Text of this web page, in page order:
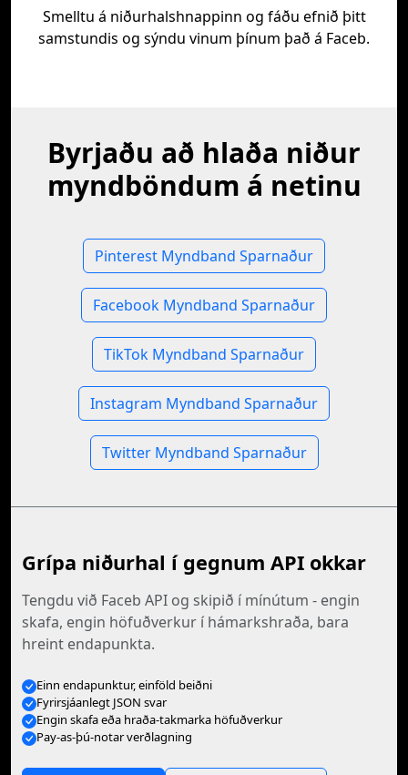
Smelltu á niðurhalshnappinn og fáðu efnið þitt
samstundis og sýndu vinum þínum það á Faceb.
Byrjaðu að hlaða niður
myndböndum á netinu
Pinterest Myndband Sparnaður
Facebook Myndband Sparnaður
TikTok Myndband Sparnaður
Instagram Myndband Sparnaður
Twitter Myndband Sparnaður
Grípa niðurhal í gegnum API okkar
Tengdu við Faceb API og skipið í mínútum - engin
skafa, engin höfuðverkur í hámarkshraða, bara
hreint endapunkta.
Einn endapunktur, einföld beiðni
Fyrirsjáanlegt JSON svar
Engin skafa eða hraða-takmarka höfuðverkur
Pay-as-þú-notar verðlagning